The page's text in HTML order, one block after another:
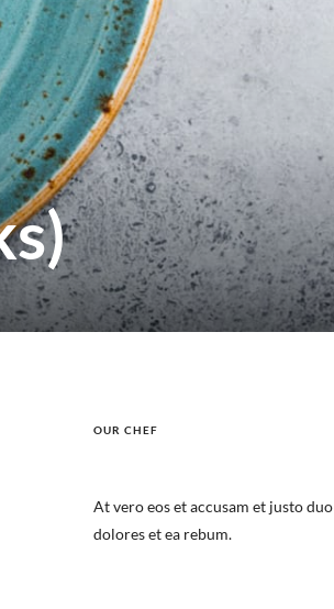
OUR CHEF
At vero eos et accusam et justo duo
dolores et ea rebum.